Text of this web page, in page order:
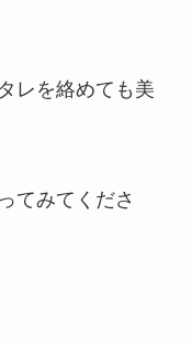
レを絡めても美
てみてくださ